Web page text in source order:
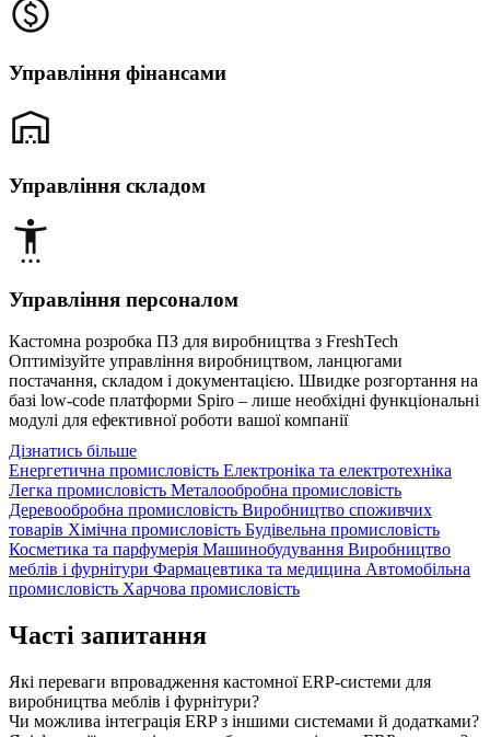
Управління фінансами
Управління складом
Управління персоналом
Кастомна розробка ПЗ для виробництва з FreshTech
Оптимізуйте управління виробництвом, ланцюгами
постачання, складом і документацією. Швидке розгортання на
базі low-code платформи Spiro – лише необхідні функціональні
модулі для ефективної роботи вашої компанії
Дізнатись більше
Енергетична промисловість Електроніка та електротехніка
Легка промисловість Металообробна промисловість
Деревообробна промисловість Виробництво споживчих
товарів Хімічна промисловість Будівельна промисловість
Косметика та парфумерія Машинобудування Виробництво
меблів і фурнітури Фармацевтика та медицина Автомобільна
промисловість Харчова промисловість
Часті запитання
Які переваги впровадження кастомної ERP-системи для
виробництва меблів і фурнітури?
Чи можлива інтеграція ERP з іншими системами й додатками?